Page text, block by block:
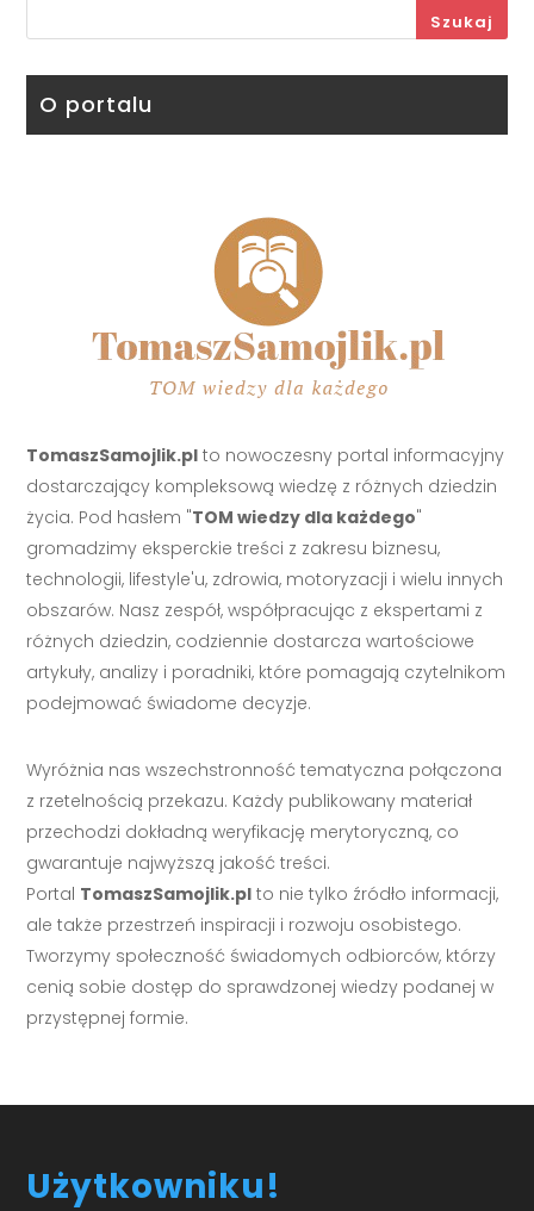
Szukaj
O portalu
TomaszSamojlik.pl to nowoczesny portal informacyjny
dostarczający kompleksową wiedzę z różnych dziedzin
życia. Pod hasłem "TOM wiedzy dla każdego"
gromadzimy eksperckie treści z zakresu biznesu,
technologii, lifestyle'u, zdrowia, motoryzacji i wielu innych
obszarów. Nasz zespół, współpracując z ekspertami z
różnych dziedzin, codziennie dostarcza wartościowe
artykuły, analizy i poradniki, które pomagają czytelnikom
podejmować świadome decyzje.
Wyróżnia nas wszechstronność tematyczna połączona
z rzetelnością przekazu. Każdy publikowany materiał
przechodzi dokładną weryfikację merytoryczną, co
gwarantuje najwyższą jakość treści.
Portal TomaszSamojlik.pl to nie tylko źródło informacji,
ale także przestrzeń inspiracji i rozwoju osobistego.
Tworzymy społeczność świadomych odbiorców, którzy
cenią sobie dostęp do sprawdzonej wiedzy podanej w
przystępnej formie.
Użytkowniku!